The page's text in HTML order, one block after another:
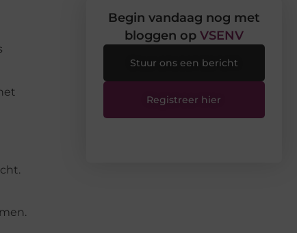
Begin vandaag nog met
bloggen op VSENV
Stuur ons een bericht
Registreer hier